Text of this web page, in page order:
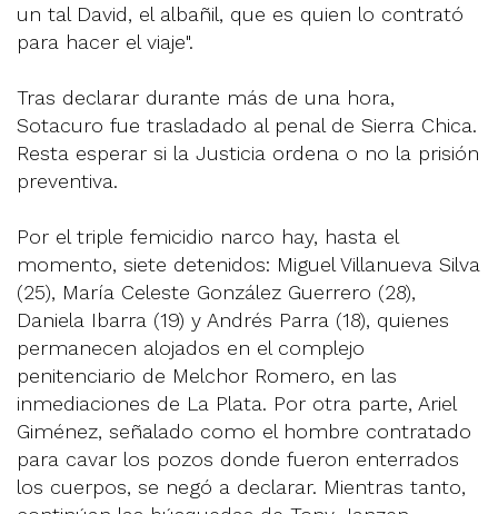
un tal David, el albañil, que es quien lo contrató
para hacer el viaje".
Tras declarar durante más de una hora,
Sotacuro fue trasladado al penal de Sierra Chica.
Resta esperar si la Justicia ordena o no la prisión
preventiva.
Por el triple femicidio narco hay, hasta el
momento, siete detenidos: Miguel Villanueva Silva
(25), María Celeste González Guerrero (28),
Daniela Ibarra (19) y Andrés Parra (18), quienes
permanecen alojados en el complejo
penitenciario de Melchor Romero, en las
inmediaciones de La Plata. Por otra parte, Ariel
Giménez, señalado como el hombre contratado
para cavar los pozos donde fueron enterrados
los cuerpos, se negó a declarar. Mientras tanto,